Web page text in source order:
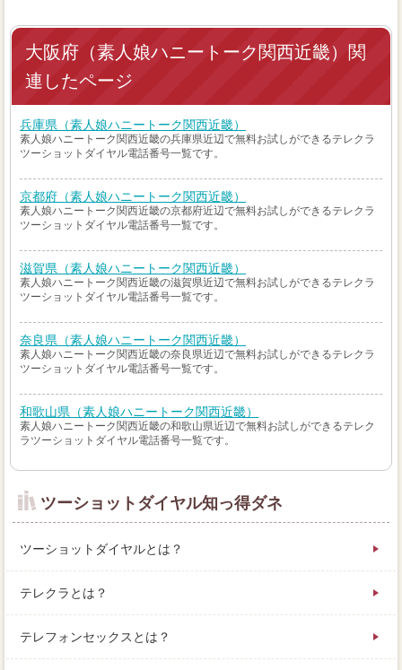
大阪府（素人娘ハニートーク関西近畿）関
連したページ
兵庫県（素人娘ハニートーク関西近畿）
素人娘ハニートーク関西近畿の兵庫県近辺で無料お試しができるテレクラ
ツーショットダイヤル電話番号一覧です。
京都府（素人娘ハニートーク関西近畿）
素人娘ハニートーク関西近畿の京都府近辺で無料お試しができるテレクラ
ツーショットダイヤル電話番号一覧です。
滋賀県（素人娘ハニートーク関西近畿）
素人娘ハニートーク関西近畿の滋賀県近辺で無料お試しができるテレクラ
ツーショットダイヤル電話番号一覧です。
奈良県（素人娘ハニートーク関西近畿）
素人娘ハニートーク関西近畿の奈良県近辺で無料お試しができるテレクラ
ツーショットダイヤル電話番号一覧です。
和歌山県（素人娘ハニートーク関西近畿）
素人娘ハニートーク関西近畿の和歌山県近辺で無料お試しができるテレク
ラツーショットダイヤル電話番号一覧です。
ツーショットダイヤル知っ得ダネ
ツーショットダイヤルとは？
テレクラとは？
テレフォンセックスとは？